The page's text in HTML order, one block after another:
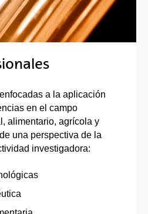
a la aplicación
en el campo
alimentario, agrícola y
una perspectiva de la
investigadora: